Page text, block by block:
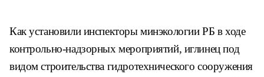
Как установили инспекторы минэкологии РБ в ходе
контрольно-надзорных мероприятий, иглинец под
видом строительства гидротехнического сооружения